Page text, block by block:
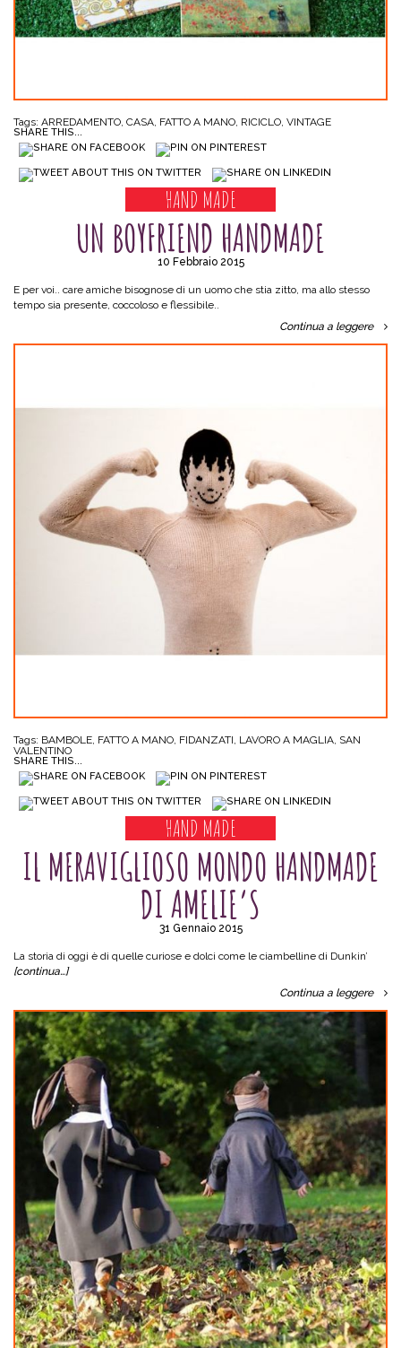
Tags: ARREDAMENTO CASA FATTO A MANO RICICLO VINTAGE
SHARE THIS...
HAND MADE
UN BOYFRIEND HANDMADE
10 Febbraio 2015
E per voi.. care amiche bisognose di un uomo che stia zitto, ma allo stesso
tempo sia presente, coccoloso e flessibile..
Continua a leggere
Tags: BAMBOLE FATTO A MANO FIDANZATI LAVORO A MAGLIA SAN
VALENTINO
SHARE THIS...
HAND MADE
IL MERAVIGLIOSO MONDO HANDMADE
DI AMELIE’S
31 Gennaio 2015
La storia di oggi è di quelle curiose e dolci come le ciambelline di Dunkin’
[continua…]
Continua a leggere